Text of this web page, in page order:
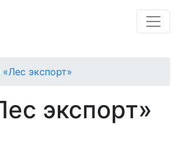
экспорт»
экспорт»